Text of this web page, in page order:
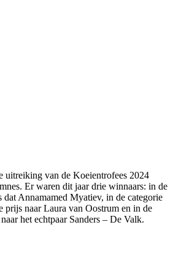
uitreiking van de Koeientrofees 2024
Er waren dit jaar drie winnaars: in de
Annamamed Myatiev, in de categorie
prijs naar Laura van Oostrum en in de
het echtpaar Sanders – De Valk.